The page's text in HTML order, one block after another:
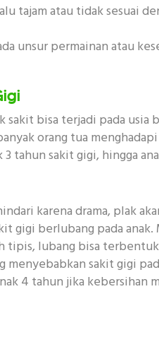
tajam atau tidak sesuai
unsur permainan atau
sakit bisa terjadi pada usia
orang tua
tahun sakit gigi, hingga
karena drama, plak
gigi berlubang pada anak.
tipis, lubang bisa
sakit gigi
4 tahun jika kebersihan